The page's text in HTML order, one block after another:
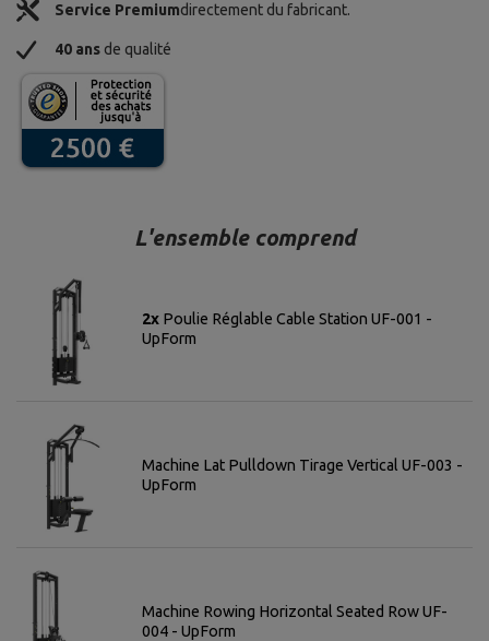
Service Premiumdirectement du fabricant.
40 ans de qualité
L'ensemble comprend
2x Poulie Réglable Cable Station UF-001 -
UpForm
Machine Lat Pulldown Tirage Vertical UF-003 -
UpForm
Machine Rowing Horizontal Seated Row UF-
004 - UpForm